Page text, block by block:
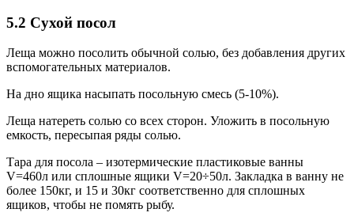
5.2 Сухой посол
Леща можно посолить обычной солью, без добавления других
вспомогательных материалов.
На дно ящика насыпать посольную смесь (5-10%).
Леща натереть солью со всех сторон. Уложить в посольную
емкость, пересыпая ряды солью.
Тара для посола – изотермические пластиковые ванны
V=460л или сплошные ящики V=20÷50л. Закладка в ванну не
более 150кг, и 15 и 30кг соответственно для сплошных
ящиков, чтобы не помять рыбу.